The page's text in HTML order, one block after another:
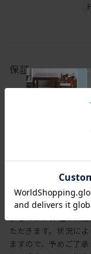
保証
より3年間の製品保
セントなどの電気用
万一製造上、および
ましては、弊社の保
ただきます。状況に
ますので、予めご了